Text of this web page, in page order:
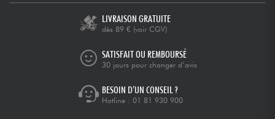
LIVRAISON GRATUITE
dès 89 € (voir CGV)
SATISFAIT OU REMBOURSÉ
30 jours pour changer d’avis
BESOIN D’UN CONSEIL ?
Hotline : 01 81 930 900